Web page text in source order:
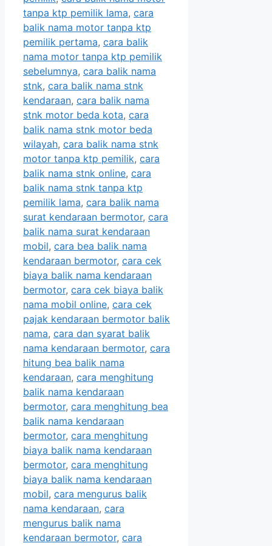
tanpa ktp pemilik lama, cara
balik nama motor tanpa ktp
pemilik pertama, cara balik
nama motor tanpa ktp pemilik
sebelumnya, cara balik nama
stnk, cara balik nama stnk
kendaraan, cara balik nama
stnk motor beda kota, cara
balik nama stnk motor beda
wilayah, cara balik nama stnk
motor tanpa ktp pemilik, cara
balik nama stnk online, cara
balik nama stnk tanpa ktp
pemilik lama, cara balik nama
surat kendaraan bermotor, cara
balik nama surat kendaraan
mobil, cara bea balik nama
kendaraan bermotor, cara cek
biaya balik nama kendaraan
bermotor, cara cek biaya balik
nama mobil online, cara cek
pajak kendaraan bermotor balik
nama, cara dan syarat balik
nama kendaraan bermotor, cara
hitung bea balik nama
kendaraan, cara menghitung
balik nama kendaraan
bermotor, cara menghitung bea
balik nama kendaraan
bermotor, cara menghitung
biaya balik nama kendaraan
bermotor, cara menghitung
biaya balik nama kendaraan
mobil, cara mengurus balik
nama kendaraan, cara
mengurus balik nama
kendaraan bermotor, cara